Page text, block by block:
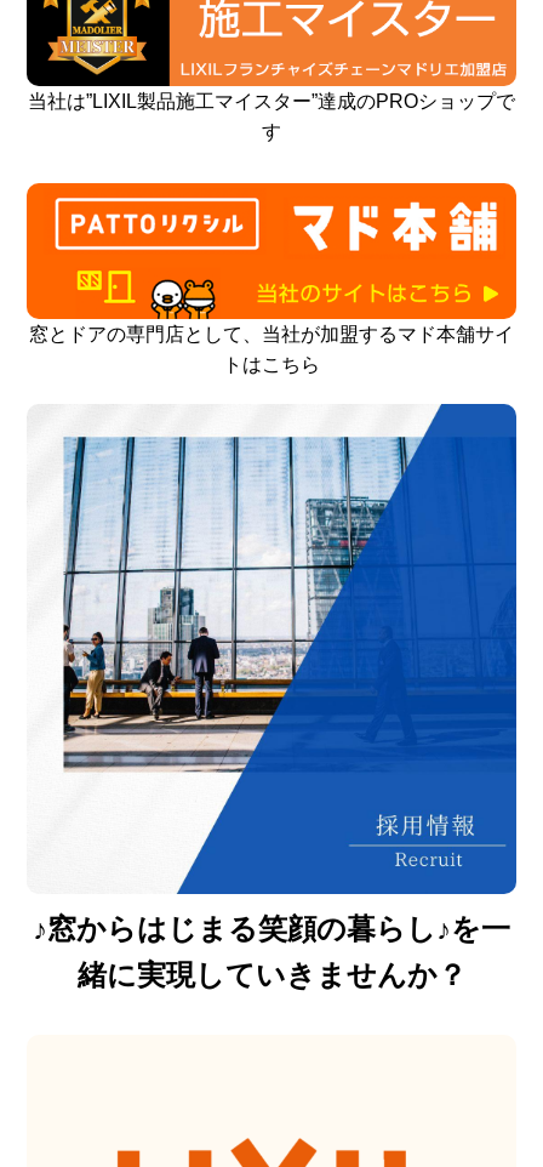
当社は”LIXIL製品施工マイスター”達成のPROショップで
す
窓とドアの専門店として、当社が加盟するマド本舗サイ
トはこちら
♪窓からはじまる笑顔の暮らし♪を一
緒に実現していきませんか？